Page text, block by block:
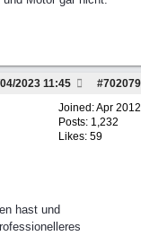
#702079
2023 11:45
Joined:Apr 2012
Posts: 1,232
Likes: 59
hast und